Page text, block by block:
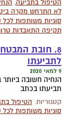
הטיפול בתביעה,
לא התרחש מקרה
סוגיות משותפות לכל
תקיפה התאבדות
8. חובת
לתביעתו
9 למאי 2020
הנחיה חשובה ביותר
תביעתו בכתב
קטגוריות: הטיפול
סוגיות משותפות לכל